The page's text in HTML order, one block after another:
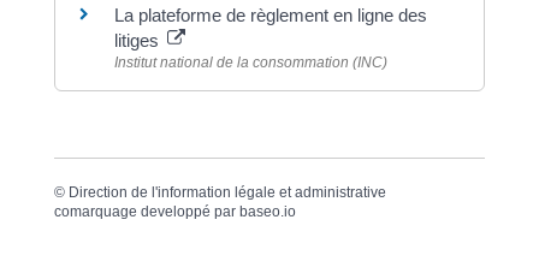
La plateforme de règlement en ligne des
litiges
Institut national de la consommation (INC)
© Direction de l'information légale et administrative
comarquage developpé par baseo.io